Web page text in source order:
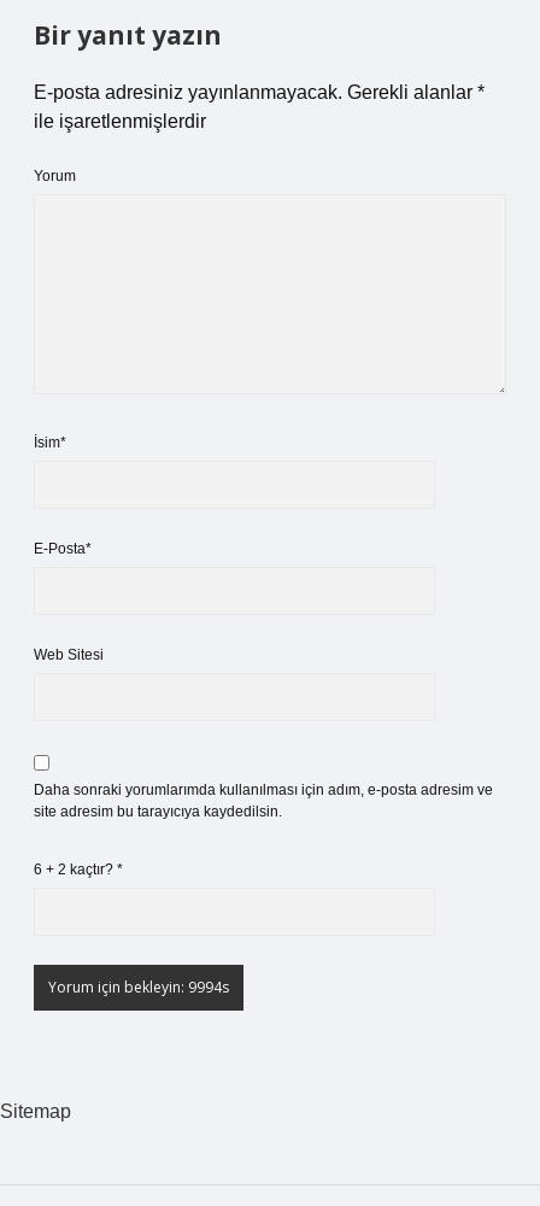
Bir yanıt yazın
E-posta adresiniz yayınlanmayacak. Gerekli alanlar *
ile işaretlenmişlerdir
Yorum
İsim*
E-Posta*
Web Sitesi
Daha sonraki yorumlarımda kullanılması için adım, e-posta adresim ve
site adresim bu tarayıcıya kaydedilsin.
6 + 2 kaçtır? *
Sitemap